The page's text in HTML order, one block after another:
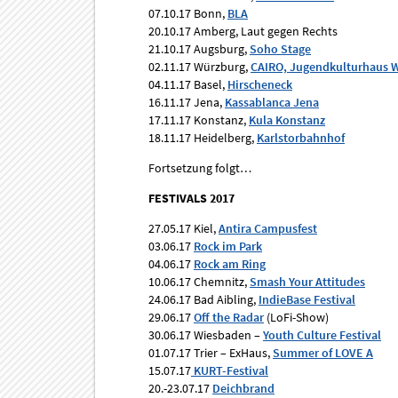
07.10.17 Bonn, BLA
20.10.17 Amberg, Laut gegen Rechts
21.10.17 Augsburg,Soho Stage
02.11.17 Würzburg,CAIRO, Jugendkulturhaus
04.11.17 Basel, Hirscheneck
16.11.17 Jena, Kassablanca Jena
17.11.17 Konstanz, Kula Konstanz
18.11.17 Heidelberg, Karlstorbahnhof
Fortsetzung folgt…
FESTIVALS 2017
27.05.17 Kiel,Antira Campusfest
03.06.17 Rock im Park
04.06.17 Rock am Ring
10.06.17 Chemnitz,Smash Your Attitudes
24.06.17 Bad Aibling, IndieBase Festival
29.06.17Off the Radar(LoFi-Show)
30.06.17 Wiesbaden –Youth Culture Festival
01.07.17 Trier – ExHaus,Summer of LOVE A
15.07.17 KURT-Festival
20.-23.07.17 Deichbrand